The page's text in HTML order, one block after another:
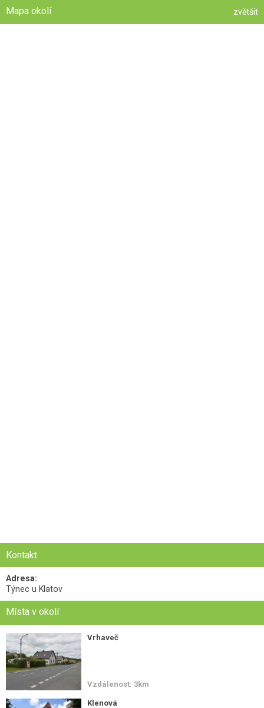
Mapa okolí zvětšit
Kontakt
Adresa:
Týnec u Klatov
Místa v okolí
Vrhaveč
Vzdálenost: 3km
Klenová